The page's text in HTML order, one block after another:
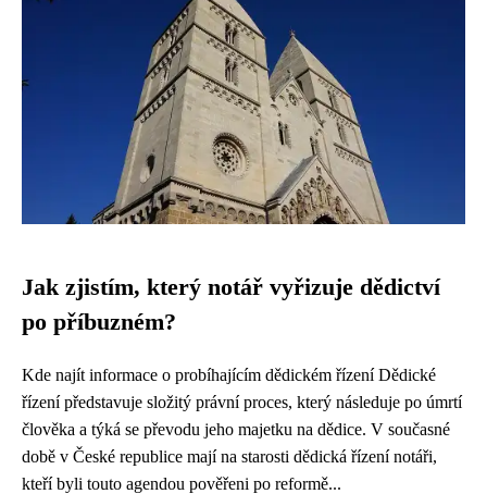
Jak zjistím, který notář vyřizuje dědictví
po příbuzném?
Kde najít informace o probíhajícím dědickém řízení Dědické
řízení představuje složitý právní proces, který následuje po úmrtí
člověka a týká se převodu jeho majetku na dědice. V současné
době v České republice mají na starosti dědická řízení notáři,
kteří byli touto agendou pověřeni po reformě...